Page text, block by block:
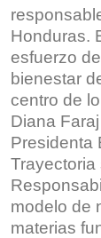
Honduras.
esfuerzo
bienestar
centro de
Diana
Presidenta
Trayectoria
modelo de
materias